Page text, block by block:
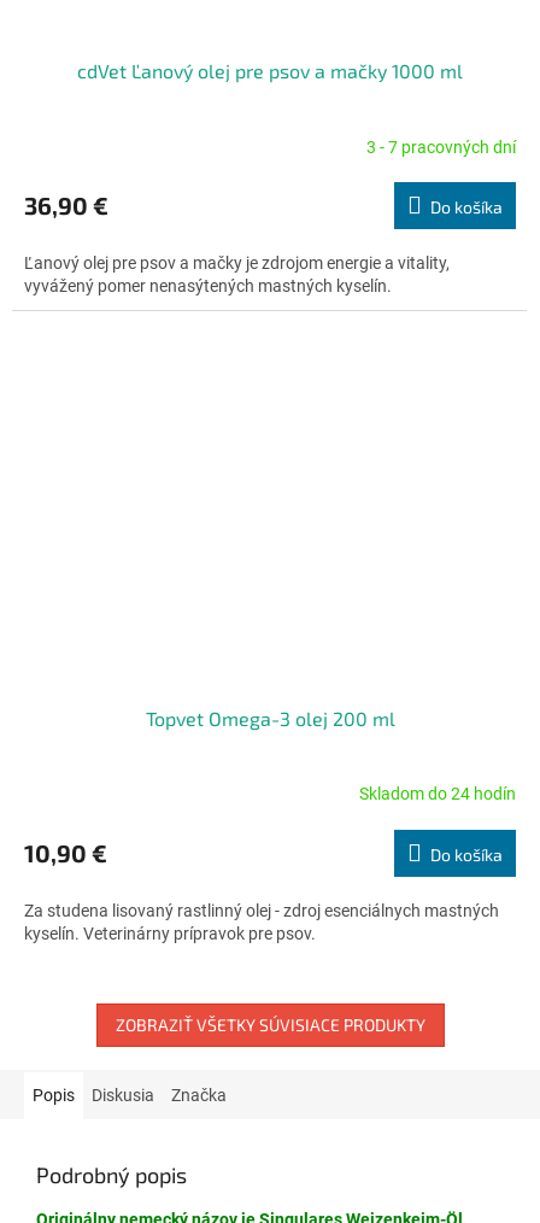
cdVet Ľanový olej pre psov a mačky 1000 ml
produktu
je
z
5
hviezdičiek.
3 - 7 pracovných dní
36,90 € Do košíka
Ľanový olej pre psov a mačky je zdrojom energie a vitality,
vyvážený pomer nenasýtených mastných kyselín.
Topvet Omega-3 olej 200 ml
produktu
je
z
5
Skladom do 24 hodín
10,90 € Do košíka
Za studena lisovaný rastlinný olej - zdroj esenciálnych mastných
kyselín. Veterinárny prípravok pre psov.
ZOBRAZIŤ VŠETKY SÚVISIACE PRODUKTY
Popis Diskusia Značka
Podrobný popis